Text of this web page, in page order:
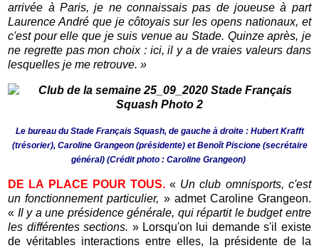
arrivée à Paris, je ne connaissais pas de joueuse à part
Laurence André que je côtoyais sur les opens nationaux, et
c'est pour elle que je suis venue au Stade. Quinze après, je
ne regrette pas mon choix : ici, il y a de vraies valeurs dans
lesquelles je me retrouve. »
Le bureau du Stade Français Squash, de gauche à droite : Hubert Krafft
(trésorier), Caroline Grangeon (présidente) et Benoît Piscione (secrétaire
général) (Crédit photo : Caroline Grangeon)
DE LA PLACE POUR TOUS. « Un club omnisports, c'est
un fonctionnement particulier, » admet Caroline Grangeon.
« Il y a une présidence générale, qui répartit le budget entre
les différentes sections. » Lorsqu'on lui demande s'il existe
de véritables interactions entre elles, la présidente de la